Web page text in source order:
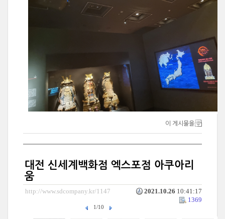
이 게시물을
대전 신세계백화점 엑스포점 아쿠아리
움
http://www.sdcompany.kr/1147 2021.10.26 10:41:17
1369
1/10